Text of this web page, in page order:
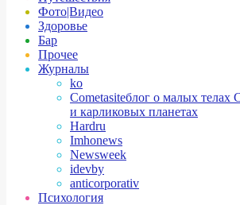
Фото|Видео
Здоровье
Бар
Прочее
Журналы
ko
Cometasiteблог о малых телах
и карликовых планетах
Hardru
Imhonews
Newsweek
idevby
anticorporativ
Психология